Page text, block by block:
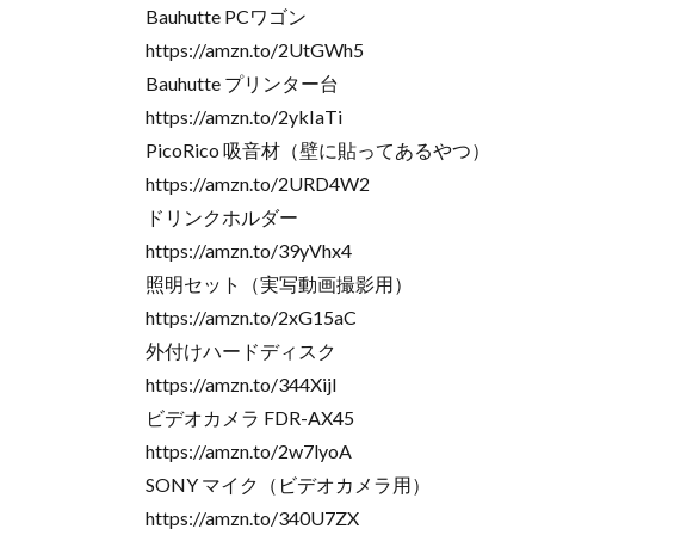
Bauhutte PCワゴン
https://amzn.to/2UtGWh5
Bauhutte プリンター台
https://amzn.to/2ykIaTi
PicoRico 吸音材（壁に貼ってあるやつ）
https://amzn.to/2URD4W2
ドリンクホルダー
https://amzn.to/39yVhx4
照明セット（実写動画撮影用）
https://amzn.to/2xG15aC
外付けハードディスク
https://amzn.to/344Xijl
ビデオカメラ FDR-AX45
https://amzn.to/2w7lyoA
SONY マイク（ビデオカメラ用）
https://amzn.to/340U7ZX